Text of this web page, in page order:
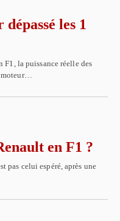
les 1
F1, la puissance réelle des
en F1 ?
pas celui espéré, après une